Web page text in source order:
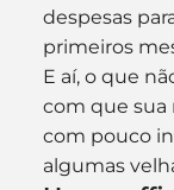
despesas
primeiros
E aí, o que
com que sua
com pouco
algumas